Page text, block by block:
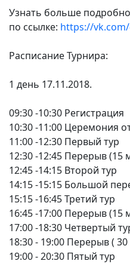
Узнать больше
по ссылке: https://
Расписание Турнира:
1 день 17.11.2018.
09:30 -10:30 Регистрация
10:30 -11:00 Церемония
11:00 -12:30 Первый тур
12:30 -12:45 Перерыв (15
12:45 -14:15 Второй тур
14:15 -15:15 Большой
15:15 -16:45 Третий тур
16:45 -17:00 Перерыв (15
17:00 -18:30 Четвертый
18:30 - 19:00 Перерыв (
19:00 - 20:30 Пятый тур